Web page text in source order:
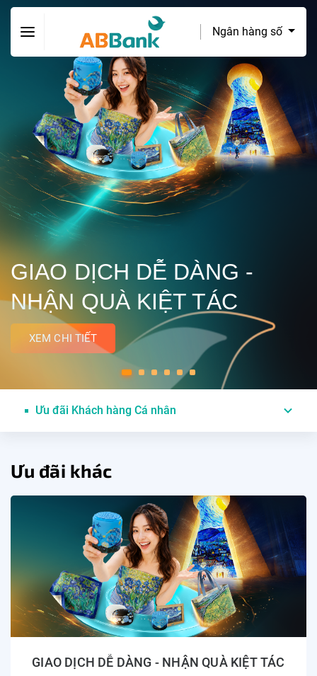
Ngân hàng số
GIAO DỊCH DỄ DÀNG -
NHẬN QUÀ KIỆT TÁC
XEM CHI TIẾT
Ưu đãi Khách hàng Cá nhân
Ưu đãi khác
GIAO DỊCH DỄ DÀNG - NHẬN QUÀ KIỆT TÁC